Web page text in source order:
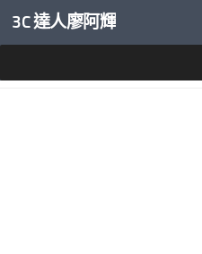
內文下方
3C 達人廖阿輝